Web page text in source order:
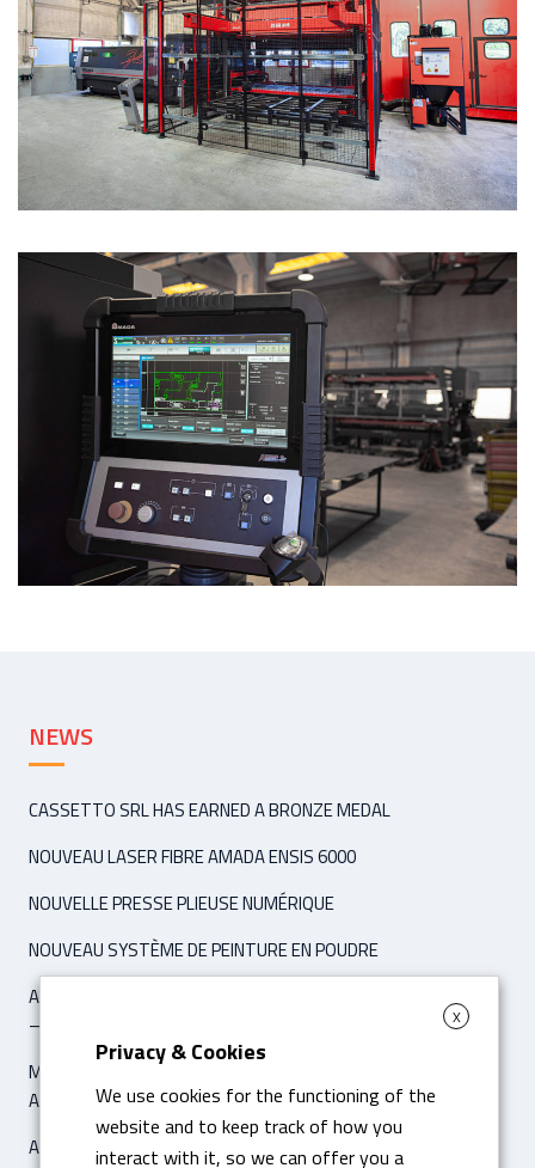
NEWS
CASSETTO SRL HAS EARNED A BRONZE MEDAL
NOUVEAU LASER FIBRE AMADA ENSIS 6000
NOUVELLE PRESSE PLIEUSE NUMÉRIQUE
NOUVEAU SYSTÈME DE PEINTURE EN POUDRE
ARTICLE ‘IPCM INTERNATIONAL PAINT & COATING MAGAZINE’
– NOVEMBER / DÉCEMBER 2021
MACHINE POUR LE PLIAGE DIGITALE HYBRIDE AMADA HG 8025
AVEC 8 AS CNC
ARTICLE ‘IL SOLE 24 ORE – ECONOMIA & IMPRESE’
X
Privacy & Cookies
We use cookies for the functioning of the
website and to keep track of how you
interact with it, so we can offer you a